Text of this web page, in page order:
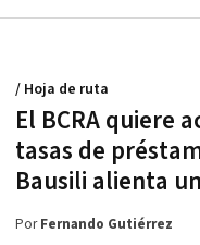
El BCRA quiere
tasas de
Bausili alienta
/ Hoja de ruta
PorFernando Gutiérrez